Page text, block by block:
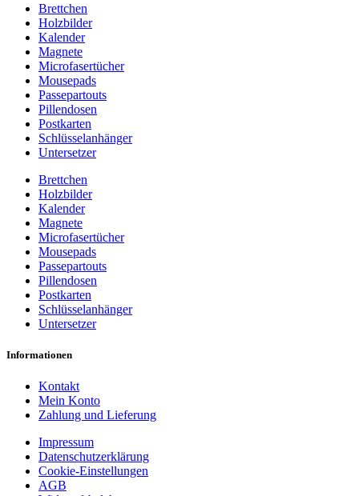
Brettchen
Holzbilder
Kalender
Magnete
Microfasertücher
Mousepads
Passepartouts
Pillendosen
Postkarten
Schlüsselanhänger
Untersetzer
Brettchen
Holzbilder
Kalender
Magnete
Microfasertücher
Mousepads
Passepartouts
Pillendosen
Postkarten
Schlüsselanhänger
Untersetzer
Informationen
Kontakt
Mein Konto
Zahlung und Lieferung
Impressum
Datenschutzerklärung
Cookie-Einstellungen
AGB